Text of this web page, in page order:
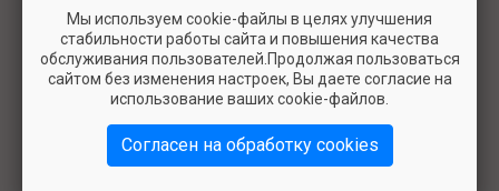
Мы используем cookie-файлы в целях улучшения
стабильности работы сайта и повышения качества
обслуживания пользователей.Продолжая пользоваться
сайтом без изменения настроек, Вы даете согласие на
использование ваших cookie-файлов.
Согласен на обработку cookies